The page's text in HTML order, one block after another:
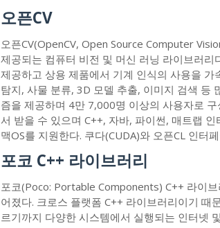
오픈CV
오픈CV(OpenCV, Open Source Computer
제공되는 컴퓨터 비전 및 머신 러닝 라이브러
제공하고 상용 제품에서 기계 인식의 사용을
탐지, 사물 분류, 3D 모델 추출, 이미지 검색 등
즘을 제공하며 4만 7,000명 이상의 사용자로
서 받을 수 있으며 C++, 자바, 파이썬, 매트랩
맥OS를 지원한다. 쿠다(CUDA)와 오픈CL 인터
포코 C++ 라이브러리
포코(Poco: Portable Components) C++ 라이
어졌다. 크로스 플랫폼 C++ 라이브러리이기
르기까지 다양한 시스템에서 실행되는 인터넷